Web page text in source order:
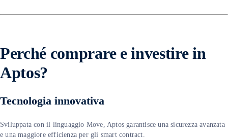
Perché comprare e investire in
Aptos?
Tecnologia innovativa
Sviluppata con il linguaggio Move, Aptos garantisce una sicurezza avanzata
e una maggiore efficienza per gli smart contract.